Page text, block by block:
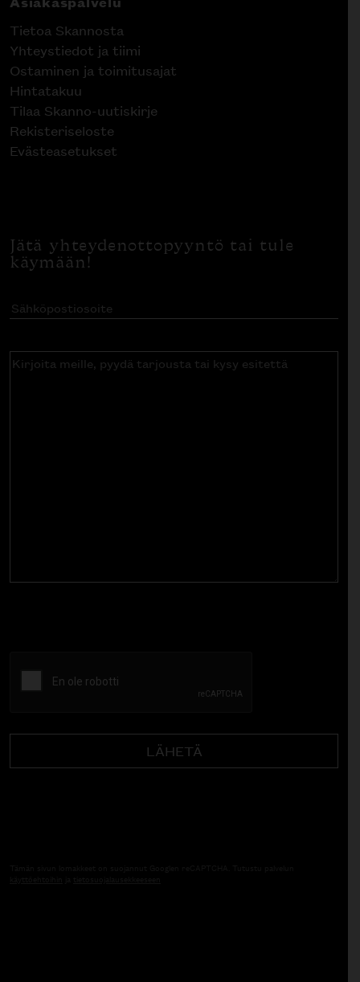
Tietoa Skannosta
Yhteystiedot ja tiimi
Ostaminen ja toimitusajat
Hintatakuu
Tilaa Skanno-uutiskirje
Rekisteriseloste
Evästeasetukset
Jätä yhteydenottopyyntö tai tule
käymään!
Sähköpostiosoite(Pakollinen)
Kirjoita